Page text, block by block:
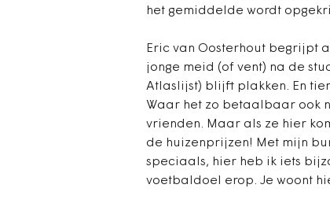
het gemiddelde wordt
Eric van Oosterhout begrijpt
jonge meid (of vent) na de
Atlaslijst) blijft plakken. En
Waar het zo betaalbaar ook
vrienden. Maar als ze hier
de huizenprijzen! Met mijn
speciaals, hier heb ik iets
voetbaldoel erop. Je woont